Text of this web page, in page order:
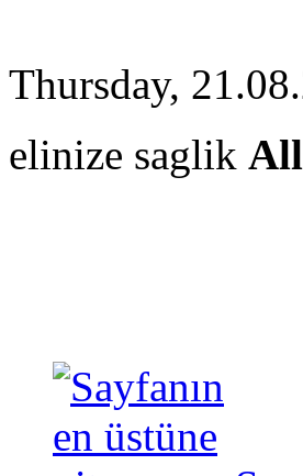
Thursday,
elinize saglik